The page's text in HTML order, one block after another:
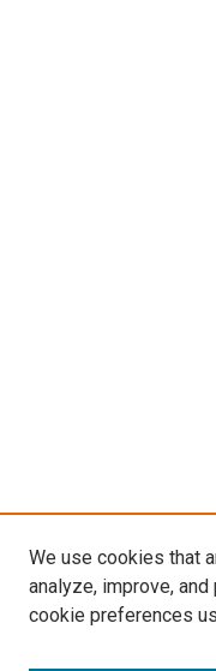
We use cookies that
analyze, improve,
cookie preferences